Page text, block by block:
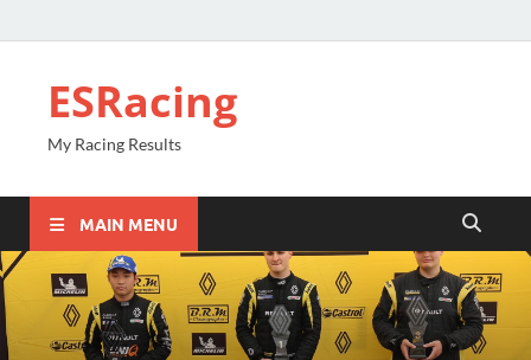
ESRacing
My Racing Results
MAIN MENU